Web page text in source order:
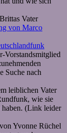
Vater
von Marco
Vorstandsmitglied
Suche nach
leiblichen Vater
wie sie
(Link leider
Yvonne Rüchel